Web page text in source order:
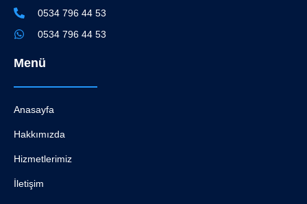
0534 796 44 53
0534 796 44 53
Menü
Anasayfa
Hakkımızda
Hizmetlerimiz
İletişim